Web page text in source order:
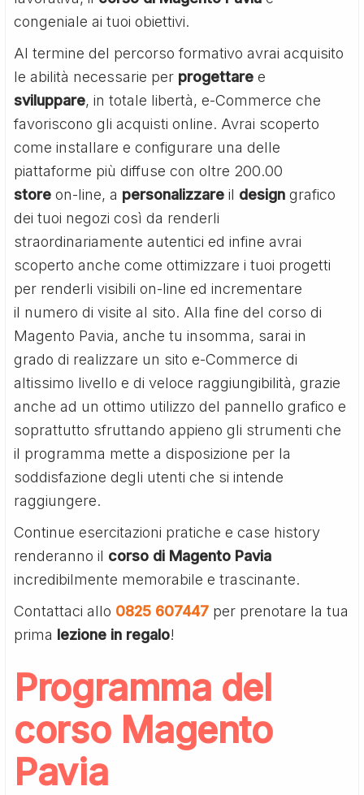
congeniale ai tuoi obiettivi.
Al termine del percorso formativo avrai acquisito
le abilità necessarie per progettare e
sviluppare, in totale libertà, e-Commerce che
favoriscono gli acquisti online. Avrai scoperto
come installare e configurare una delle
piattaforme più diffuse con oltre 200.00
storeon-line, a personalizzare il design grafico
dei tuoi negozi così da renderli
straordinariamente autentici ed infine avrai
scoperto anche come ottimizzare i tuoi progetti
per renderli visibili on-line ed incrementare
il numero di visite al sito. Alla fine del corso di
Magento Pavia, anche tu insomma, sarai in
grado di realizzare un sito e-Commerce di
altissimo livello e di veloce raggiungibilità, grazie
anche ad un ottimo utilizzo del pannello grafico e
soprattutto sfruttando appieno gli strumenti che
il programma mette a disposizione per la
soddisfazione degli utenti che si intende
raggiungere.
Continue esercitazioni pratiche e case history
renderanno il corso di Magento Pavia
incredibilmente memorabile e trascinante.
Contattaci allo 0825 607447 per prenotare la tua
prima lezione in regalo!
Programma del
corso Magento
Pavia